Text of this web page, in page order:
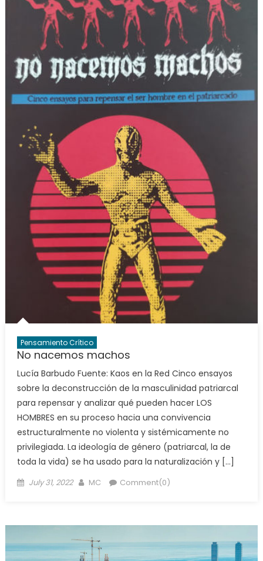
Pensamiento Crítico
No nacemos machos
Lucía Barbudo Fuente: Kaos en la Red Cinco ensayos
sobre la deconstrucción de la masculinidad patriarcal
para repensar y analizar qué pueden hacer LOS
HOMBRES en su proceso hacia una convivencia
estructuralmente no violenta y sistémicamente no
privilegiada. La ideología de género (patriarcal, la de
toda la vida) se ha usado para la naturalización y […]
Posted
July 31, 2022 Author
MC Comment(0)